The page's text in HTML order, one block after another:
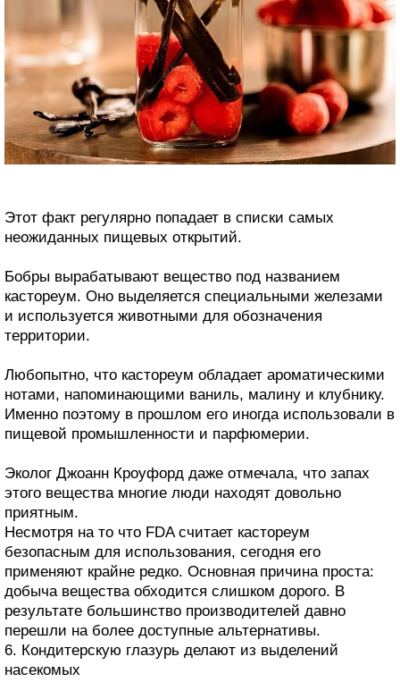
Этот факт регулярно попадает в списки самых
неожиданных пищевых открытий.
Бобры вырабатывают вещество под названием
кастореум. Оно выделяется специальными железами
и используется животными для обозначения
территории.
Любопытно, что кастореум обладает ароматическими
нотами, напоминающими ваниль, малину и клубнику.
Именно поэтому в прошлом его иногда использовали в
пищевой промышленности и парфюмерии.
Эколог Джоанн Кроуфорд даже отмечала, что запах
этого вещества многие люди находят довольно
приятным.
Несмотря на то что FDA считает кастореум
безопасным для использования, сегодня его
применяют крайне редко. Основная причина проста:
добыча вещества обходится слишком дорого. В
результате большинство производителей давно
перешли на более доступные альтернативы.
6. Кондитерскую глазурь делают из выделений
насекомых